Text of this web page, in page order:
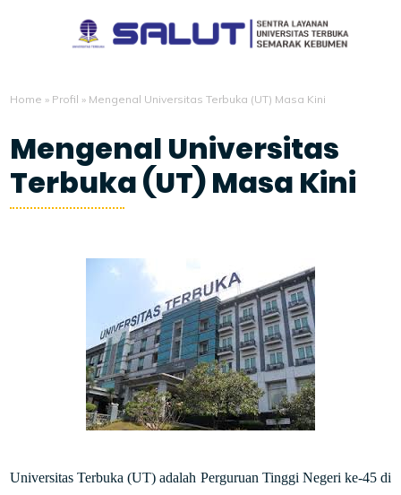
Home » Profil » Mengenal Universitas Terbuka (UT) Masa Kini
Mengenal Universitas
Terbuka (UT) Masa Kini
Universitas Terbuka (UT) adalah Perguruan Tinggi Negeri ke-45 di